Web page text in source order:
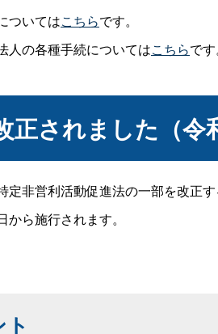
ついてはこちらです。
人の各種手続についてはこちらです
正されました（令
定非営利活動促進法の一部を改正
ら施行されます。